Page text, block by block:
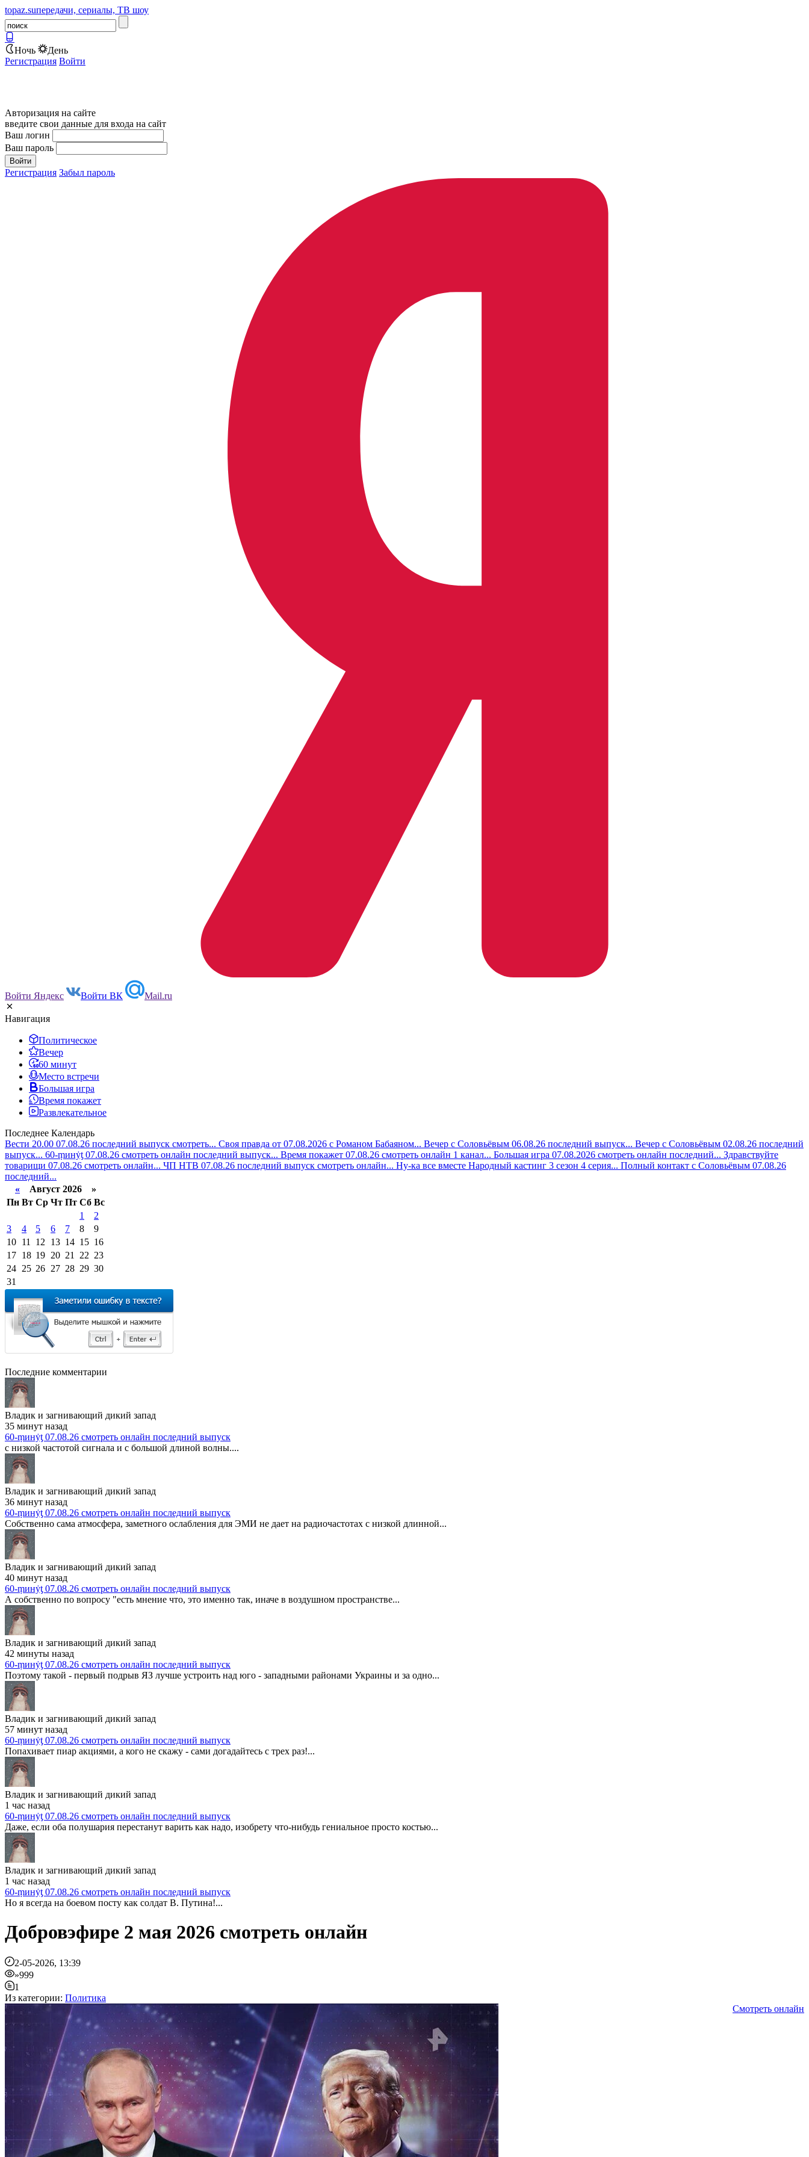
topaz.suпередачи, сериалы, ТВ шоу
Ночь
День
Регистрация Войти
Авторизация на сайте
введите свои данные для входа на сайт
Ваш логин
Ваш пароль
Регистрация Забыл пароль
Войти Яндекс Войти ВК Mail.ru
Навигация
Политическое
Вечер
60 минут
Место встречи
Большая игра
Время покажет
Развлекательное
Последнее Календарь
Вести 20.00 07.08.26 последний выпуск смотреть... Своя правда от 07.08.2026 с Романом Бабаяном... Вечер с Соловьёвым 06.08.26 последний выпуск... Вечер с Соловьёвым 02.08.26 последний
выпуск... 60-ṃинẏƫ 07.08.26 смотреть онлайн последний выпуск... Время покажет 07.08.26 смотреть онлайн 1 канал... Большая игра 07.08.2026 смотреть онлайн последний... Здравствуйте
товарищи 07.08.26 смотреть онлайн... ЧП НТВ 07.08.26 последний выпуск смотреть онлайн... Ну-ка все вместе Народный кастинг 3 сезон 4 серия... Полный контакт с Соловьёвым 07.08.26
последний...
« Август 2026 »
Пн Вт Ср Чт Пт Сб Вс
1
2
3
4 5 6 7 8
9
10 11 12 13 14 15 16
17 18 19 20 21 22 23
24 25 26 27 28 29 30
31
Последние комментарии
Владик и загнивающий дикий запад
35 минут назад
60-ṃинẏƫ 07.08.26 смотреть онлайн последний выпуск
с низкой частотой сигнала и с большой длиной волны....
Владик и загнивающий дикий запад
36 минут назад
60-ṃинẏƫ 07.08.26 смотреть онлайн последний выпуск
Собственно сама атмосфера, заметного ослабления для ЭМИ не дает на радиочастотах с низкой длинной...
Владик и загнивающий дикий запад
40 минут назад
60-ṃинẏƫ 07.08.26 смотреть онлайн последний выпуск
А собственно по вопросу "есть мнение что, это именно так, иначе в воздушном пространстве...
Владик и загнивающий дикий запад
42 минуты назад
60-ṃинẏƫ 07.08.26 смотреть онлайн последний выпуск
Поэтому такой - первый подрыв ЯЗ лучше устроить над юго - западными районами Украины и за одно...
Владик и загнивающий дикий запад
57 минут назад
60-ṃинẏƫ 07.08.26 смотреть онлайн последний выпуск
Попахивает пиар акциями, а кого не скажу - сами догадайтесь с трех раз!...
Владик и загнивающий дикий запад
1 час назад
60-ṃинẏƫ 07.08.26 смотреть онлайн последний выпуск
Даже, если оба полушария перестанут варить как надо, изобрету что-нибудь гениальное просто костью...
Владик и загнивающий дикий запад
1 час назад
60-ṃинẏƫ 07.08.26 смотреть онлайн последний выпуск
Но я всегда на боевом посту как солдат В. Путина!...
Добровэфире 2 мая 2026 смотреть онлайн
2-05-2026, 13:39
»999
1
Из категории: Политика
Смотреть онлайн